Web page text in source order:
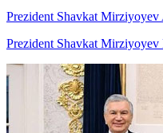
Prezident Shavkat
Prezident Shavkat